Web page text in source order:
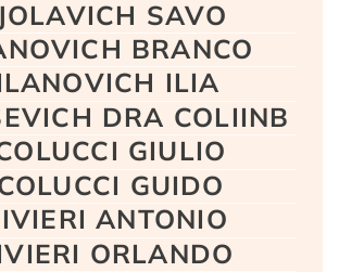
SAVO
BRANCO
ILIA
DRA COLIINB
GIULIO
GUIDO
ANTONIO
ORLANDO